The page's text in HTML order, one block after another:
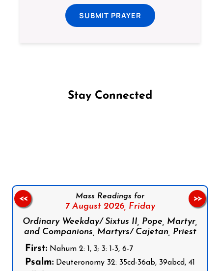
SUBMIT PRAYER
Stay Connected
Mass Readings for
7 August 2026, Friday
Ordinary Weekday/ Sixtus II, Pope, Martyr,
and Companions, Martyrs/ Cajetan, Priest
First: Nahum 2: 1, 3; 3: 1-3, 6-7
Psalm: Deuteronomy 32: 35cd-36ab, 39abcd, 41
<< >>